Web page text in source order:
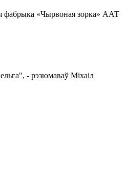
фабрыка «Чырвоная зорка» ААТ
- рэзюмаваў Міхаіл